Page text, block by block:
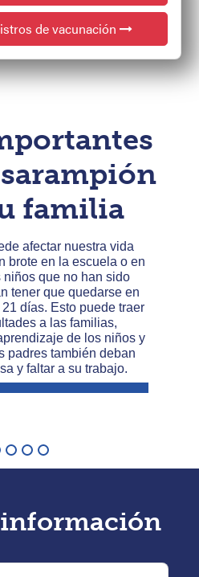
de vacunación
familia
nuestra vida
la escuela o en
no han sido
que quedarse en
Esto puede traer
las familias,
de los niños y
también deban
a su trabajo.
información